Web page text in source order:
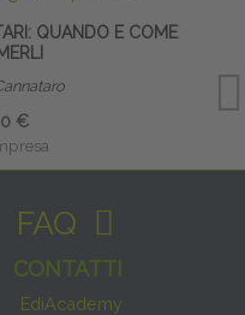
QUANDO E COME
€
FAQ
CONTATTI
EdiAcademy